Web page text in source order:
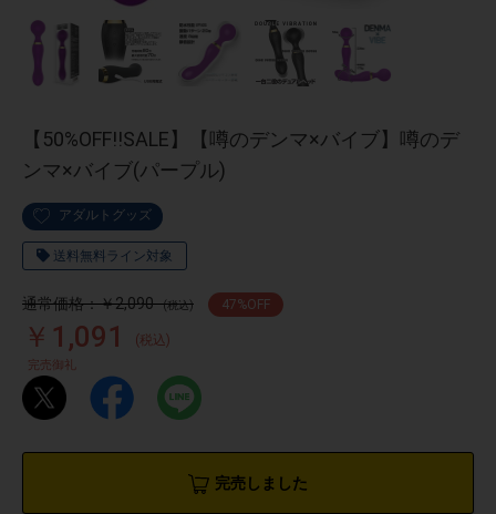
アダルトグッズ
送料無料ライン対象
【50%OFF!!SALE】【噂のデンマ×バイブ】噂のデ
ンマ×バイブ(パープル)
通常価格：￥2,090 (税込) 47%OFF
￥1,091 (税込)
完売御礼
完売しました